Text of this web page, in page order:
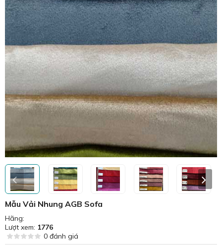
Mẫu Vải Nhung AGB Sofa
Hãng:
Lượt xem: 1776
0 đánh giá